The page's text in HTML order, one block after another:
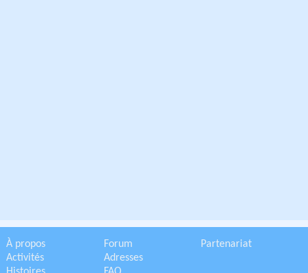
À propos
Activités
Forum
Adresses
Partenariat